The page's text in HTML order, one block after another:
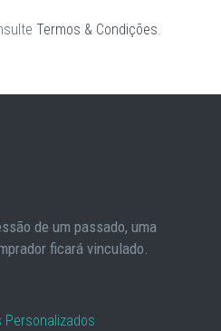
Termos & Condições.
de um passado, uma
ficará vinculado.
Personalizados